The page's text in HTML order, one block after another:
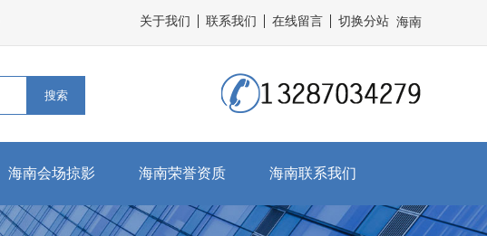
关于我们 联系我们 在线留言 海南
切换分站
搜索
海南会场掠影 海南荣誉资质 海南联系我们